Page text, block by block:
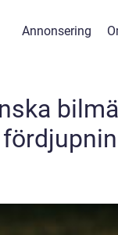
Annonsering